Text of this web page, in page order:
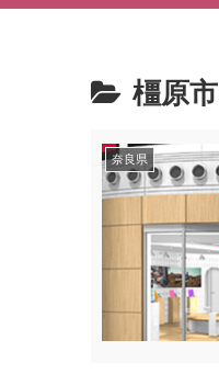
橿原市
奈良県